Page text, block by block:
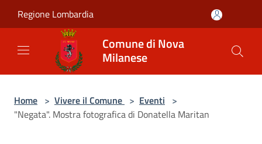
Regione Lombardia
Comune di Nova
Milanese
Home > Vivere il Comune > Eventi >
"Negata". Mostra fotografica di Donatella Maritan